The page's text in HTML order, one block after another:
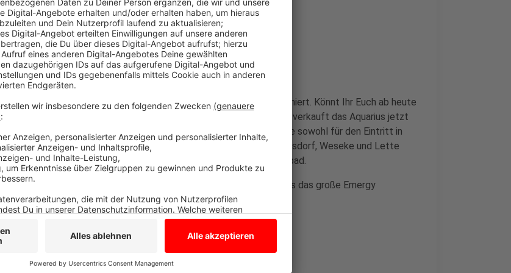
Aquarius verkauft jetzt auch Emergy Card
Anzeige
Außerdem wurde die Eingangshalle umgestaltet und die Sauna saniert. Könnt Ihr Euch ab heute
alles ansehen, denn ab sofort läuft der Betrieb wieder. Außerdem verkauft das Aquarius jetzt
auch die Emergy Card. Die funktioniert wie eine Guthabenkarte, die sowohl für den Eintritt in
die Bäder des Emergy-Verbundes in Coesfeld, Borken, Velen, Ramsdorf, Weseke und Lette
gültig ist, als auch für die Sauna-Bereiche im Aquarius und im Coebad.
Am kommenden Samstag (26.11.2022) steigt übrigens im Aquarius das große Emergy
Adventsbaden mit RADIO WMW.Alle Infos dazu gibts hier: